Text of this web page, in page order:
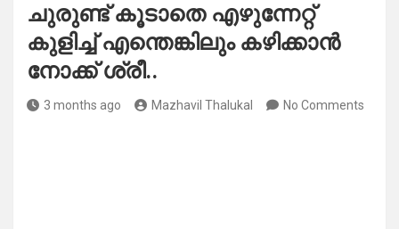
ചുരുണ്ട് കൂടാതെ എഴുന്നേറ്റ്
കുളിച്ച് എന്തെങ്കിലും കഴിക്കാൻ
നോക്ക് ശ്രീ..
3 months ago Mazhavil Thalukal No Comments